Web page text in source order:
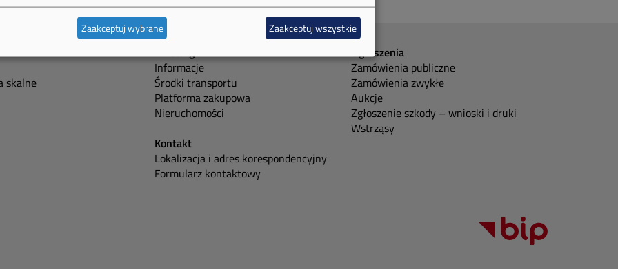
skalne
Przetargi
Informacje
Środki transportu
Platforma zakupowa
Nieruchomości
Ogłoszenia
Zamówienia publiczne
Zamówienia zwykłe
Aukcje
Zgłoszenie szkody – wnioski i druki
Wstrząsy
Kontakt
Lokalizacja i adres korespondencyjny
Formularz kontaktowy
Zaakceptuj wybrane Zaakceptuj wszystkie